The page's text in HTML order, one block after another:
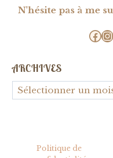
N'hésite pas à me
ARCHIVES
Archives
Politique de